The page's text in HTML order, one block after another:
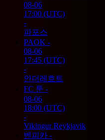
08-06
17:00 (UTC)
-
파포스
PAOK -
08-06
17:45 (UTC)
-
안더레흐트
FC 툰 -
08-06
18:00 (UTC)
-
Vikingur Reykjavik
벤피카 -